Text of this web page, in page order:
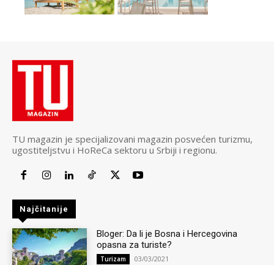
TU magazin je specijalizovani magazin posvećen turizmu,
ugostiteljstvu i HoReCa sektoru u Srbiji i regionu.
Najčitanije
Bloger: Da li je Bosna i Hercegovina
opasna za turiste?
Turizam 03/03/2021